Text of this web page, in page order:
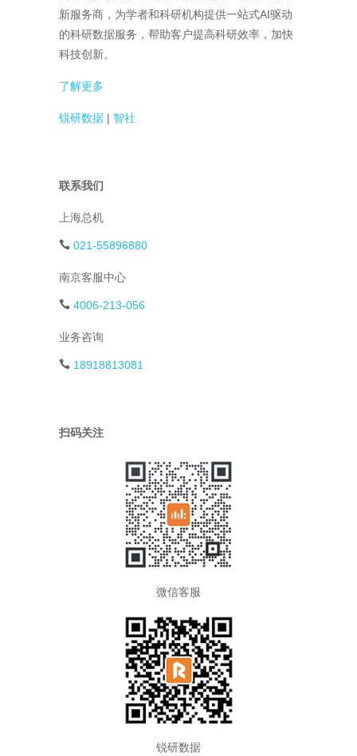
新服务商，为学者和科研机构提供一站式AI驱动
的科研数据服务，帮助客户提高科研效率，加快
科技创新。
了解更多
锐研数据 | 智社
联系我们
上海总机
021-55896880
南京客服中心
4006-213-056
业务咨询
18918813081
扫码关注
微信客服
锐研数据